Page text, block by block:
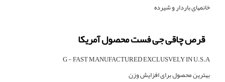
خانمهای باردار و شیرده
قرص چاقی جی فست محصول آمریکا
G - FAST MANUFACTURED EXCLUSVELY IN U.S.A
بهترین محصول برای افزایش وزن